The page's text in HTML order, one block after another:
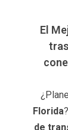
El
Florida
de